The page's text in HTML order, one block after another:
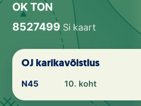
Toetamine
Telli litsents!
Loha
OK TON
8527499 Si kaart
OJ karikavõistlus
N45 10. koht